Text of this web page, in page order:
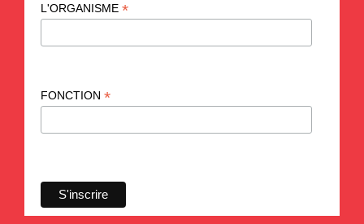
L'ORGANISME *
FONCTION *